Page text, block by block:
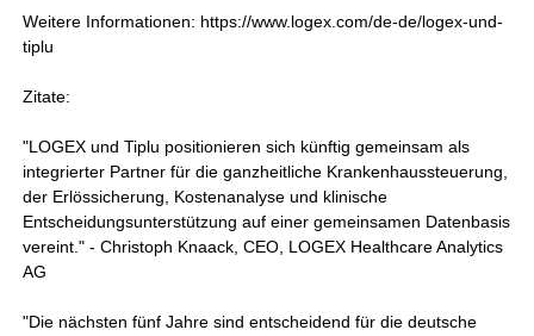
Weitere Informationen: https://www.logex.com/de-de/logex-und-
tiplu
Zitate:
"LOGEX und Tiplu positionieren sich künftig gemeinsam als
integrierter Partner für die ganzheitliche Krankenhaussteuerung,
der Erlössicherung, Kostenanalyse und klinische
Entscheidungsunterstützung auf einer gemeinsamen Datenbasis
vereint." - Christoph Knaack, CEO, LOGEX Healthcare Analytics
AG
"Die nächsten fünf Jahre sind entscheidend für die deutsche